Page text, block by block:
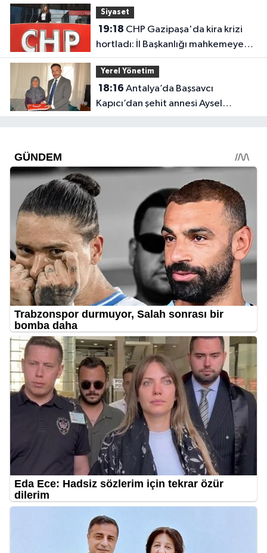
Siyaset
19:18
hortladı: İl Başkanlığı mahkemeye
gitti
Yerel Yönetim
18:16
Kapıcı’dan şehit annesi Aysel
Belen’e anlamlı ziyaret